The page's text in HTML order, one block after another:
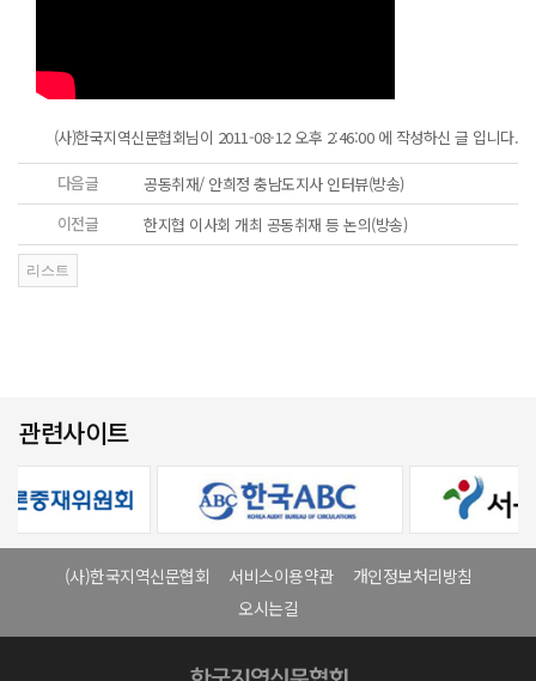
(사)한국지역신문협회님이 2011-08-12 오후 2:46:00 에 작성하신 글 입니다.
다음글
공동취재/ 안희정 충남도지사 인터뷰(방송)
이전글
한지협 이사회 개최 공동취재 등 논의(방송)
관련사이트
(사)한국지역신문협회 서비스이용약관
개인정보처리방침
오시는길